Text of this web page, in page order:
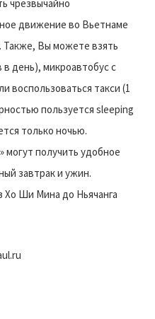
чрезвычайно
движение во Вьетнаме
Также, Вы можете взять
в день), микроавтобус с
воспользоваться такси (1
пользуется sleeping
только ночью.
могут получить удобное
завтрак и ужин.
Хо Ши Мина до Ньячанга